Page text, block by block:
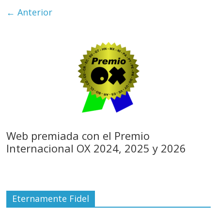
← Anterior
Web premiada con el Premio
Internacional OX 2024, 2025 y 2026
Eternamente Fidel